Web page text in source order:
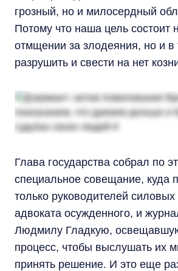
грозный, но и милосердный
Потому что наша цель состоит
отмщении за злодеяния, но и в
разрушить и свести на нет
Глава государства собрал по
специальное совещание, куда
только руководителей силовых
адвоката осужденного, и
Людмилу Гладкую,
процесс, чтобы выслушать их
принять решение. И это еще